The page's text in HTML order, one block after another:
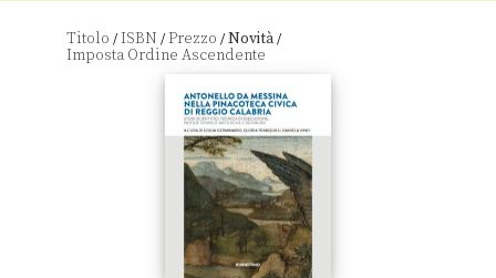
Titolo /ISBN /Prezzo /Novità/